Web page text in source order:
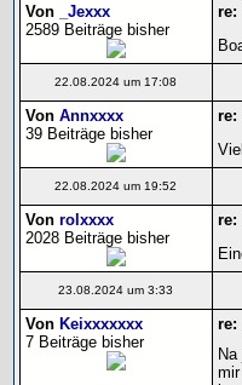
Von
_Jexxx
2589 Beiträge bisher
re:
22.08.2024 um 17:08
Von Annxxxx
39 Beiträge bisher
re:
22.08.2024 um 19:52
Von rolxxxx
2028 Beiträge bisher
re:
23.08.2024 um 3:33
Von Keixxxxxxx
7 Beiträge bisher
re: